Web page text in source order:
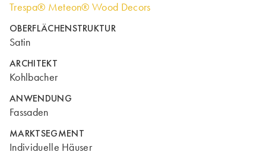
Trespa® Meteon® Wood Decors
OBERFLÄCHENSTRUKTUR
Satin
ARCHITEKT
Kohlbacher
ANWENDUNG
Fassaden
MARKTSEGMENT
Individuelle Häuser